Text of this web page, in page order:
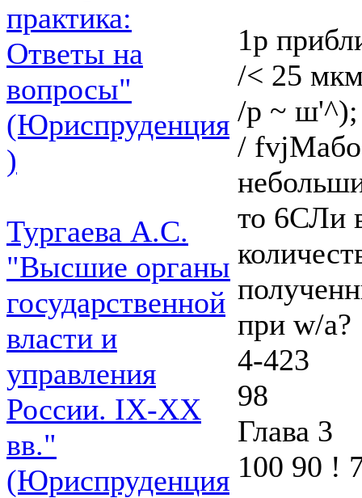
практика:
Ответы на
вопросы"
(Юриспруденция
)
Тургаева А.С.
"Высшие органы
государственной
власти и
управления
России. IХ-ХХ
вв."
(Юриспруденция
1р
/< 25 мкм
/р ~ ш'^);
/ fvjMабо
то 6СЛи
при w/a?
4-423
98
Глава 3
100 90 !